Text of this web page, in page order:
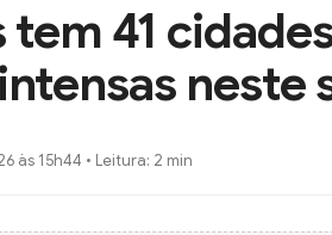
tem 41
neste
às 15h44 • Leitura: 2 min